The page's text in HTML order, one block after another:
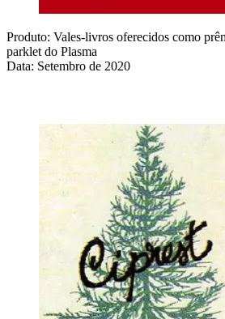
Produto: Vales-livros oferecidos como
parklet do Plasma
Data: Setembro de 2020